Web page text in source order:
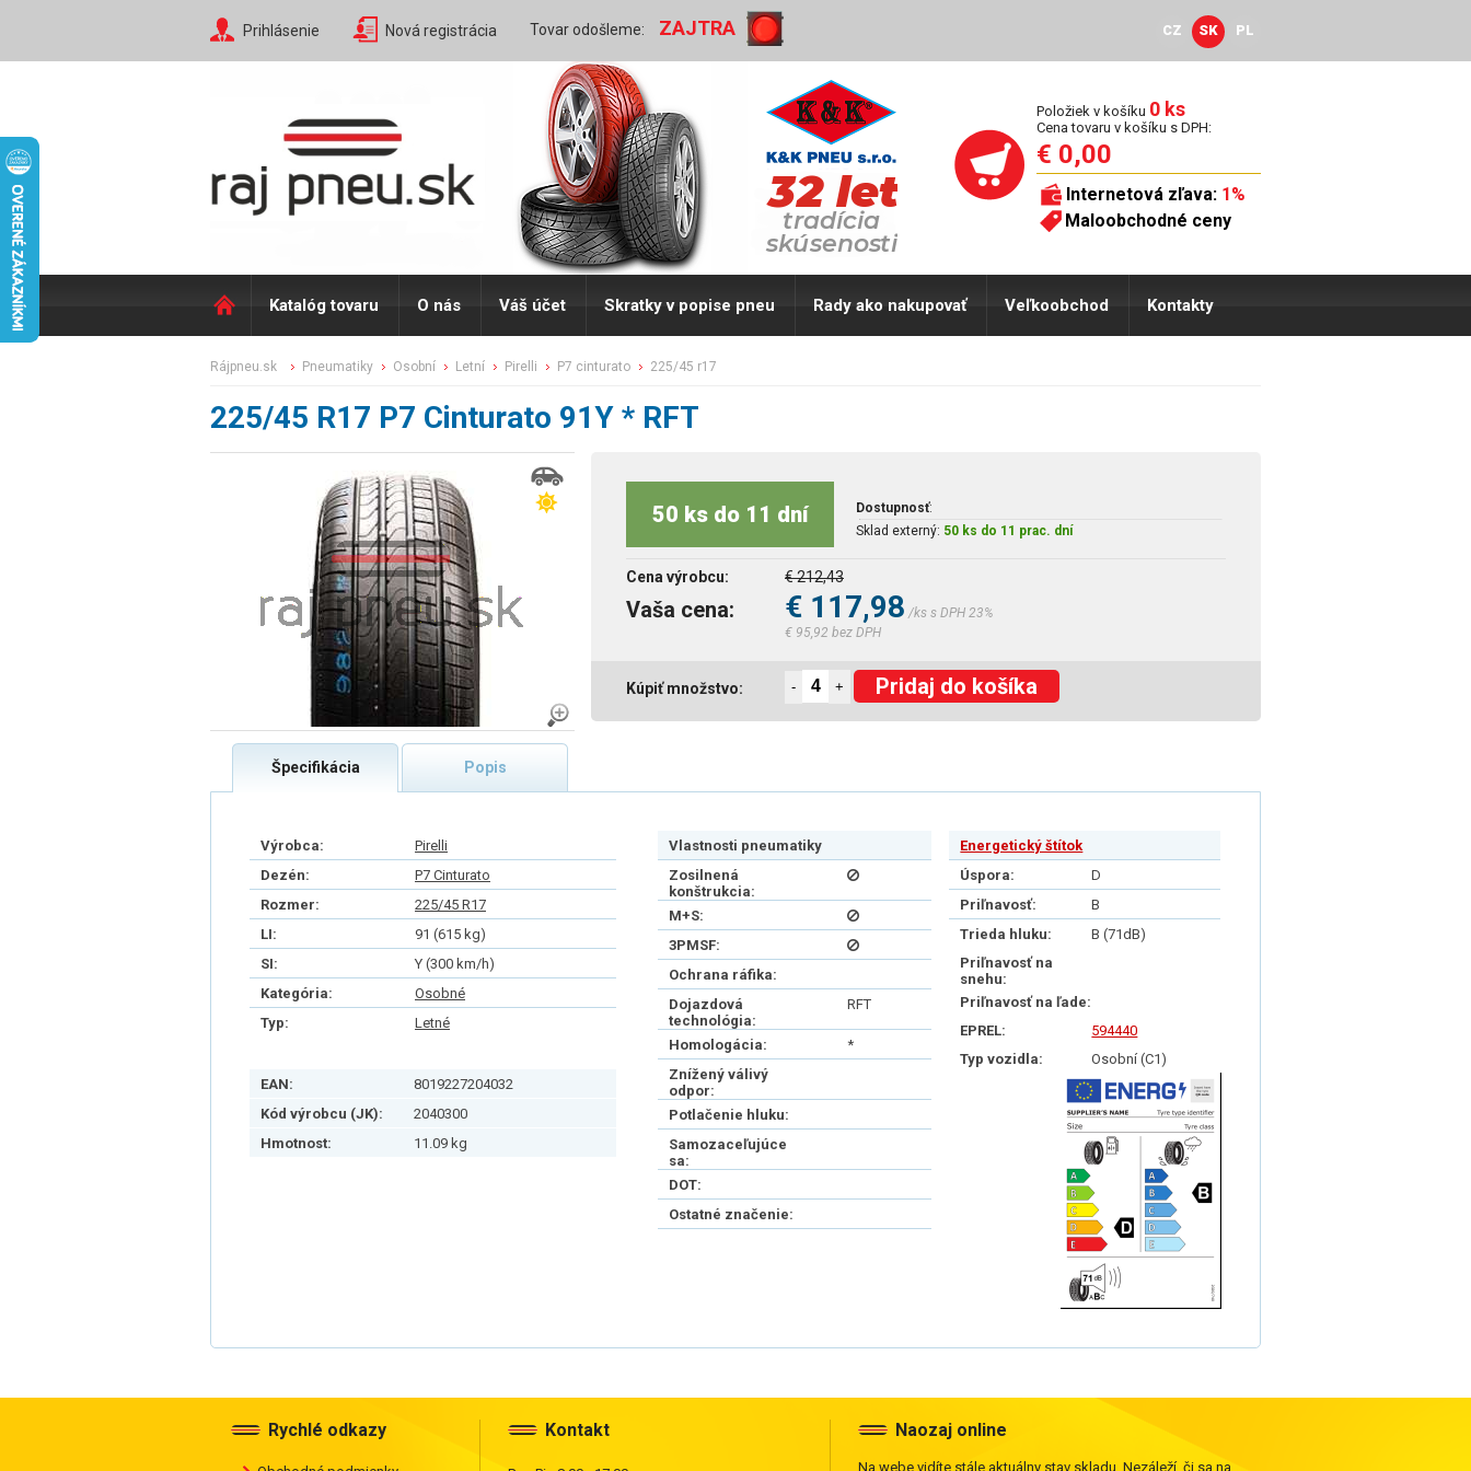
Prihlásenie Nová registrácia Tovar odošleme: ZAJTRA CZ SK PL
Položiek v košíku 0 ks
Cena tovaru v košíku s DPH:
€ 0,00
Internetová zľava: 1%
Maloobchodné ceny
Katalóg tovaru O nás Váš účet Skratky v popise pneu Rady ako nakupovať Veľkoobchod Kontakty
rájpneu.sk pneumatiky osobní letní pirelli p7 cinturato 225/45 r17
225/45 R17 P7 Cinturato 91Y * RFT
50 ks do 11 dní Dostupnosť:
Sklad externý: 50 ks do 11 prac. dní
Cena výrobcu: € 212,43
Vaša cena: € 117,98 /ks s DPH 23%
€ 95,92 bez DPH
Kúpiť množstvo: - + Pridaj do košíka
Špecifikácia Popis
Výrobca:
Pirelli
Dezén:
P7 Cinturato
Rozmer:
225/45 R17
LI:
91 (615 kg)
SI:
Y (300 km/h)
Kategória:
Osobné
Typ:
Letné
EAN:
8019227204032
Kód výrobcu (JK):
2040300
Hmotnost:
11.09 kg
Vlastnosti pneumatiky
Zosilnená
konštrukcia:
M+S:
3PMSF:
Ochrana ráfika:
Dojazdová
technológia:
RFT
Homologácia:
*
Znížený válivý
odpor:
Potlačenie hluku:
Samozaceľujúce
sa:
DOT:
Ostatné značenie:
Energetický štítok
Úspora:
D
Priľnavosť:
B
Trieda hluku:
B (71dB)
Priľnavosť na
snehu:
Priľnavosť na ľade:
EPREL:
594440
Typ vozidla:
Osobní (C1)
Rychlé odkazy Kontakt Naozaj online
Na webe vidíte stále aktuálny stav skladu. Nezáleží, či sa na